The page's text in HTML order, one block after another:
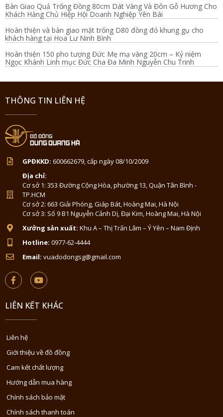
Bàn Giao Quả Trống Đồng 80cm Dát Vàng Và Đôn Gỗ Hương Cho
Khách Hàng Chủ Hiệp Hội Doanh Nghiệp Yên Bái
Hoàn thiện và bàn giao mặt trống D80 đồng đỏ khung gụ cho
khách hàng tại Hoa Lư Ninh Bình
Hoàn thiện 150 pho tượng Đức Mẹ mạ vàng 20cm – Kỷ niệm
Ngọc Khánh Linh mục Đức Cha Đa Minh Nguyễn Chu Trinh
THÔNG TIN LIÊN HỆ
GPĐKKD: 600662679, cấp ngày 08/10/2009
Địa chỉ:
Cơ sở 1: 353 Đường Cộng Hòa, phường 13, Quận Tân Bình -
TP.HCM
Cơ sở 2: 663 Giải Phóng, Giáp Bát, Hoàng Mai, Hà Nội
Cơ sở 3: Số 9 B1 Nguyễn Cảnh Dị, Đại Kim, Hoàng Mai, Hà Nội
Xưởng sản xuất: Khu A – Thị Trấn Lâm – Ý Yên – Nam Định
Hotline: 0977-62-4444
Email: vuadodongsg@gmail.com
LIÊN KẾT KHÁC
Liên hệ
Giới thiệu về đồ đồng
Cam kết chất lượng
Hướng dẫn mua hàng
Chính sách bảo mật
Chính sách thanh toán